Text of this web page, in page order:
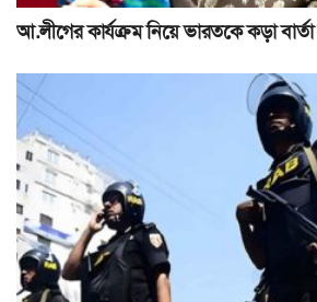
আ.লীগের কার্যক্রম নিয়ে ভারতকে কড়া